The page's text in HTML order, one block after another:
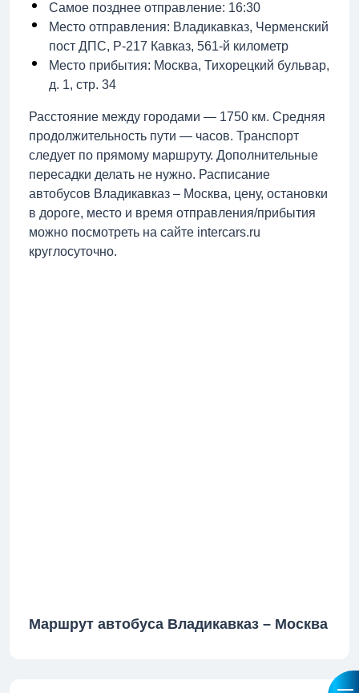
Самое позднее отправление: 16:30
Место отправления: Владикавказ, Черменский
пост ДПС, Р-217 Кавказ, 561-й километр
Место прибытия: Москва, Тихорецкий бульвар,
д. 1, стр. 34
Расстояние между городами — 1750 км. Средняя
продолжительность пути — часов. Транспорт
следует по прямому маршруту. Дополнительные
пересадки делать не нужно. Расписание
автобусов Владикавказ – Москва, цену, остановки
в дороге, место и время отправления/прибытия
можно посмотреть на сайте intercars.ru
круглосуточно.
Маршрут автобуса Владикавказ – Москва